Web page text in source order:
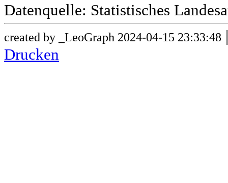
Datenquelle: Statistisches
created by _LeoGraph 2024-04-15 23:33:48
Drucken